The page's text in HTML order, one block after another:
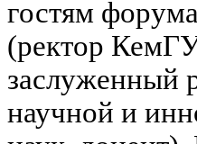
гостям
(ректор
заслуженный
научной и